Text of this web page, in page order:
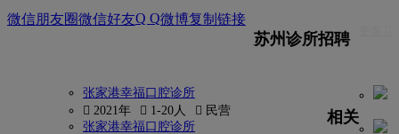
微信朋友圈微信好友Q Q微博复制链接
苏州诊所招聘
张家港幸福口腔诊所
 2021年
 1-20人
 民营
张家港幸福口腔诊所
相关